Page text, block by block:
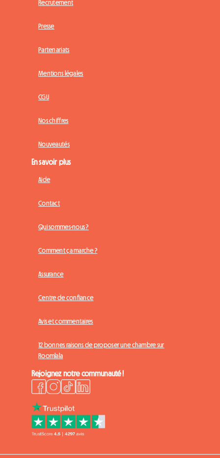
Recrutement
Presse
Partenariats
Mentions légales
CGU
Nos chiffres
Nouveautés
En savoir plus
Aide
Contact
Qui sommes-nous ?
Comment ça marche ?
Assurance
Centre de confiance
Avis et commentaires
12 bonnes raisons de proposer une chambre sur
Roomlala
Rejoignez notre communauté !